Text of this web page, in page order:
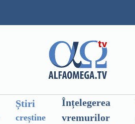
Știri
creștine
Înțelegerea
vremurilor